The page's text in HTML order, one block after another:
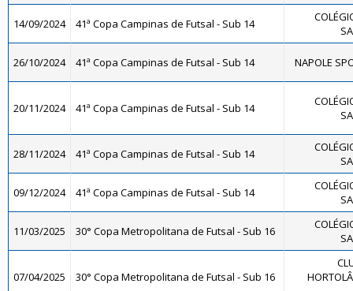
14/09/2024 41ª Copa Campinas de Futsal - Sub 14
26/10/2024 41ª Copa Campinas de Futsal - Sub 14 NAPOLE
20/11/2024 41ª Copa Campinas de Futsal - Sub 14
28/11/2024 41ª Copa Campinas de Futsal - Sub 14
09/12/2024 41ª Copa Campinas de Futsal - Sub 14
11/03/2025 30° Copa Metropolitana de Futsal - Sub 16
07/04/2025 30° Copa Metropolitana de Futsal - Sub 16